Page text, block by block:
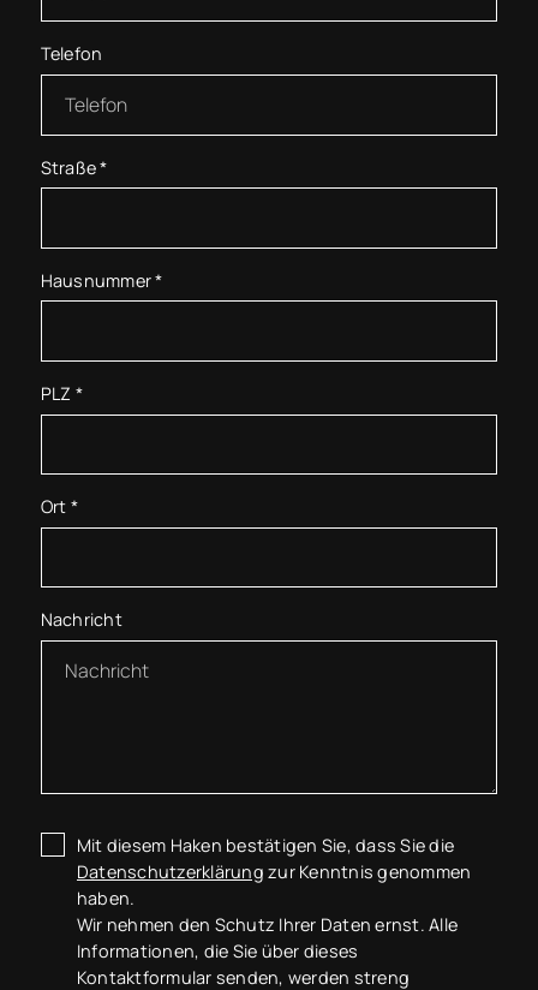
Telefon
Straße*
Hausnummer*
PLZ *
Ort *
Nachricht
Mit diesem Haken bestätigen Sie, dass Sie die
Datenschutzerklärung zur Kenntnis genommen
haben.
Wir nehmen den Schutz Ihrer Daten ernst. Alle
Informationen, die Sie über dieses
Kontaktformular senden, werden streng